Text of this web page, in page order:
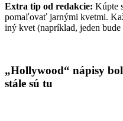
Extra tip od redakcie: Kúpte
pomaľovať jarnými kvetmi.
iný kvet (napríklad, jeden
„Hollywood“ nápisy
stále sú tu